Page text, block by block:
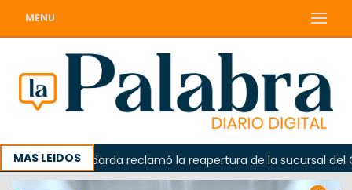
MENU
MAS LEIDOSOdarda reclamó la reapertura de la sucursal del